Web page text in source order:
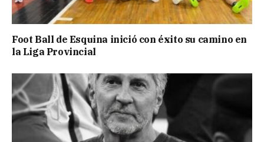
Foot Ball de Esquina inició con éxito su camino en
la Liga Provincial